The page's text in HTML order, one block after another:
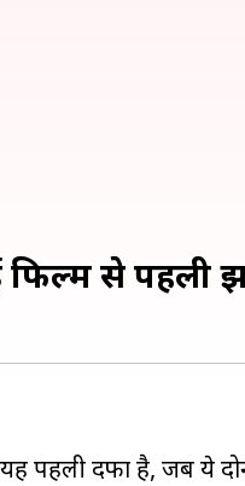
फिल्म से पहली
यह पहली दफा है, जब ये